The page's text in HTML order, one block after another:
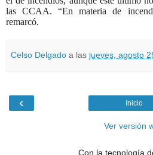
las CCAA. “En materia de
remarcó.
Celso Delgado a las jueves, agosto
‹ Inicio
Ver versión
Con la tecnología